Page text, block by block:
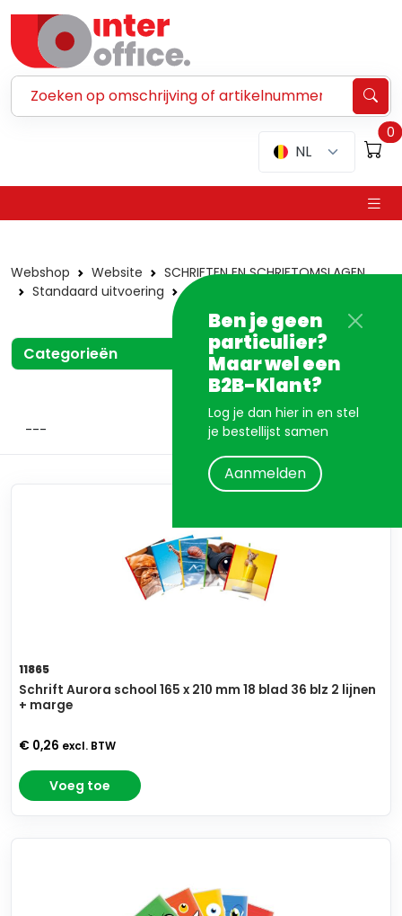
NL
0
Ben je geen
particulier?
Maar wel een
B2B-Klant?
Log je dan hier in en stel
je bestellijst samen
Aanmelden
Webshop Website
SCHRIFTEN EN SCHRIFTOMSLAGEN
Standaard uitvoering
Schoolformaat
Categorieën
11865
Schrift Aurora school 165 x 210 mm 18 blad 36 blz 2 lijnen
+ marge
€ 0,26 excl. BTW
Voeg toe